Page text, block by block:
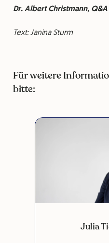
Dr. Albert Christmann,
Text: Janina Sturm
Für weitere
bitte:
Julia